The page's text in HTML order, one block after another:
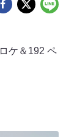
ケ＆192 ペ